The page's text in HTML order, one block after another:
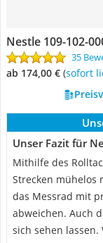
Nestle 109-102-
35
ab 174,00 € ( Sofort
Unser Fazit für
Mithilfe des
Strecken mühelos
das Messrad mit
abweichen. Auch
sich sehen